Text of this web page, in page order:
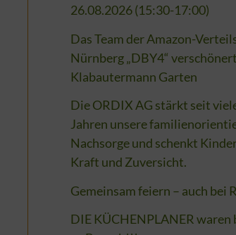
26.08.2026 (15:30-17:00)
Das Team der Amazon-
Nürnberg „DBY4“
Klabautermann Garten
Die ORDIX AG stärkt seit
Jahren unsere
Nachsorge und schenkt
Kraft und Zuversicht.
Gemeinsam feiern – auch bei
DIE KÜCHENPLANER waren